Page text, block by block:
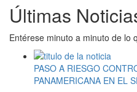
Últimas
Entérese minuto a minuto de lo
PASO A RIESGO
PANAMERICANA EN EL